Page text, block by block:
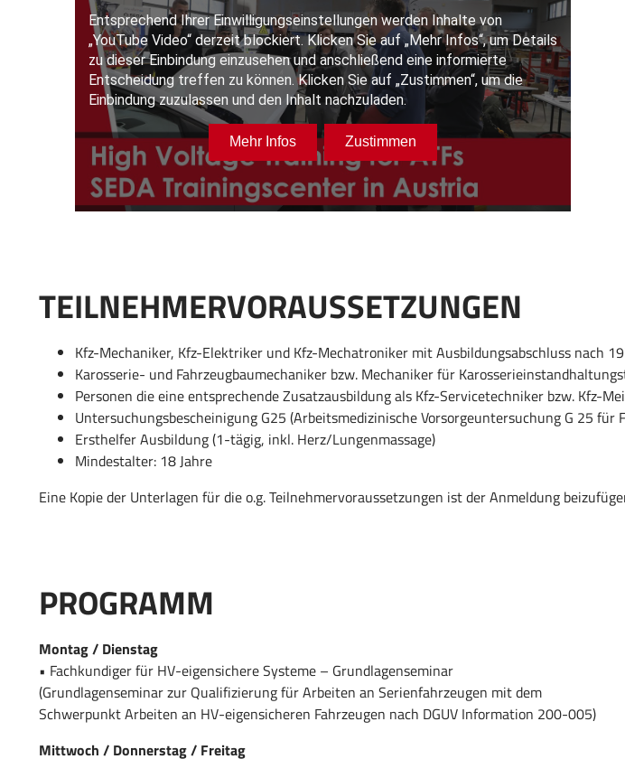
TEILNEHMERVORAUSSETZUNGEN
Kfz-Mechaniker, Kfz-Elektriker und Kfz-Mechatroniker mit Ausbildungsabschluss nach
Karosserie- und Fahrzeugbaumechaniker bzw. Mechaniker für
Personen die eine entsprechende Zusatzausbildung als Kfz-Servicetechniker bzw. Kfz-
Untersuchungsbescheinigung G25 (Arbeitsmedizinische Vorsorgeuntersuchung G 25
Ersthelfer Ausbildung (1-tägig, inkl. Herz/Lungenmassage)
Mindestalter: 18 Jahre
Eine Kopie der Unterlagen für die o.g. Teilnehmervoraussetzungen ist der Anmeldung
PROGRAMM
Montag / Dienstag
• Fachkundiger für HV-eigensichere Systeme – Grundlagenseminar
(Grundlagenseminar zur Qualifizierung für Arbeiten an Serienfahrzeugen mit dem
Schwerpunkt Arbeiten an HV-eigensicheren Fahrzeugen nach DGUV Information 200-005)
Mittwoch / Donnerstag / Freitag